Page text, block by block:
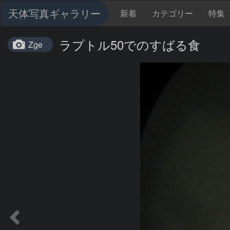
天体写真ギャラリー 新着 カテゴリー 特集
Zge ラプトル50でのすばる食